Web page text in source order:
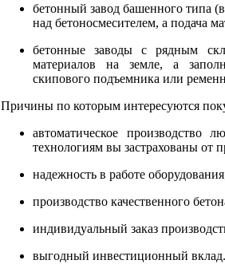
бетонный завод башенного типа
над бетоносмесителем, а подача
бетонные заводы с рядным
материалов на земле, а
скипового подъемника или
Причины по которым интересуются
автоматическое производство
технологиям вы застрахованы от
надежность в работе
производство качественного
индивидуальный заказ
выгодный инвестиционный вклад.